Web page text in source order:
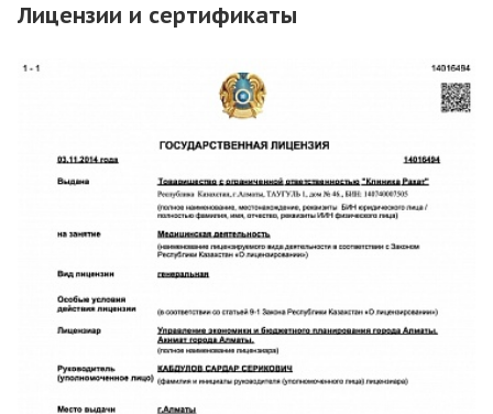
Лицензии и сертификаты